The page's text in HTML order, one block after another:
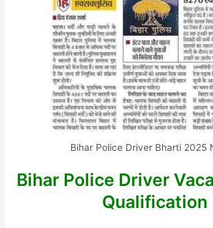
Bihar Police Driver Bharti 2025
Bihar Police Driver
Qualification